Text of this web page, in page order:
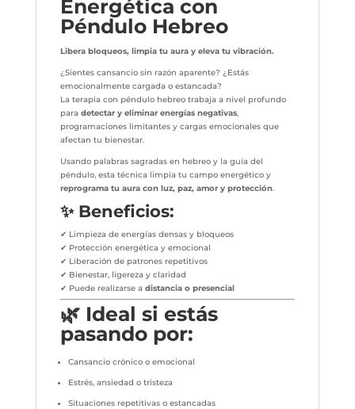
Energética con
Péndulo Hebreo
Libera bloqueos, limpia tu aura y eleva tu vibración.
¿Sientes cansancio sin razón aparente? ¿Estás
emocionalmente cargada o estancada?
La terapia con péndulo hebreo trabaja a nivel profundo
para detectar y eliminar energías negativas,
programaciones limitantes y cargas emocionales que
afectan tu bienestar.
Usando palabras sagradas en hebreo y la guía del
péndulo, esta técnica limpia tu campo energético y
reprograma tu aura con luz, paz, amor y protección.
✨ Beneficios:
✔ Limpieza de energías densas y bloqueos
✔ Protección energética y emocional
✔ Liberación de patrones repetitivos
✔ Bienestar, ligereza y claridad
✔ Puede realizarse a distancia o presencial
🌿 Ideal si estás
pasando por:
Cansancio crónico o emocional
Estrés, ansiedad o tristeza
Situaciones repetitivas o estancadas